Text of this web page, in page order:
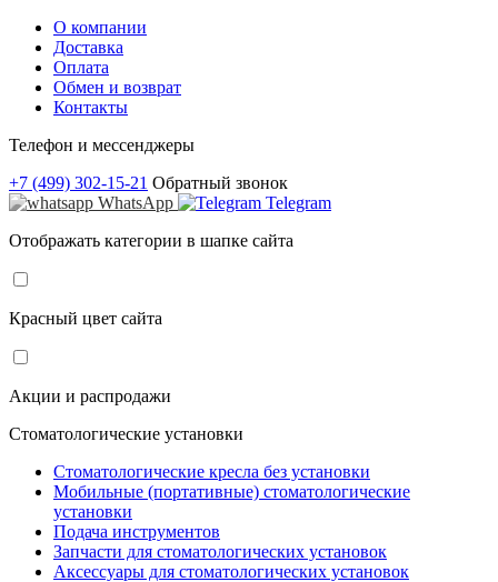
О компании
Доставка
Оплата
Обмен и возврат
Контакты
Телефон и мессенджеры
+7 (499) 302-15-21 Обратный звонок
WhatsApp
Telegram
Отображать категории в шапке сайта
Красный цвет сайта
Акции и распродажи
Стоматологические установки
Стоматологические кресла без установки
Мобильные (портативные) стоматологические
установки
Подача инструментов
Запчасти для стоматологических установок
Аксессуары для стоматологических установок